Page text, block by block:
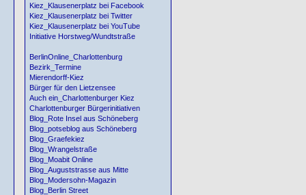
Kiez_Klausenerplatz bei Facebook
Kiez_Klausenerplatz bei Twitter
Kiez_Klausenerplatz bei YouTube
Initiative Horstweg/Wundtstraße
BerlinOnline_Charlottenburg
Bezirk_Termine
Mierendorff-Kiez
Bürger für den Lietzensee
Auch ein_Charlottenburger Kiez
Charlottenburger Bürgerinitiativen
Blog_Rote Insel aus Schöneberg
Blog_potseblog aus Schöneberg
Blog_Graefekiez
Blog_Wrangelstraße
Blog_Moabit Online
Blog_Auguststrasse aus Mitte
Blog_Modersohn-Magazin
Blog_Berlin Street